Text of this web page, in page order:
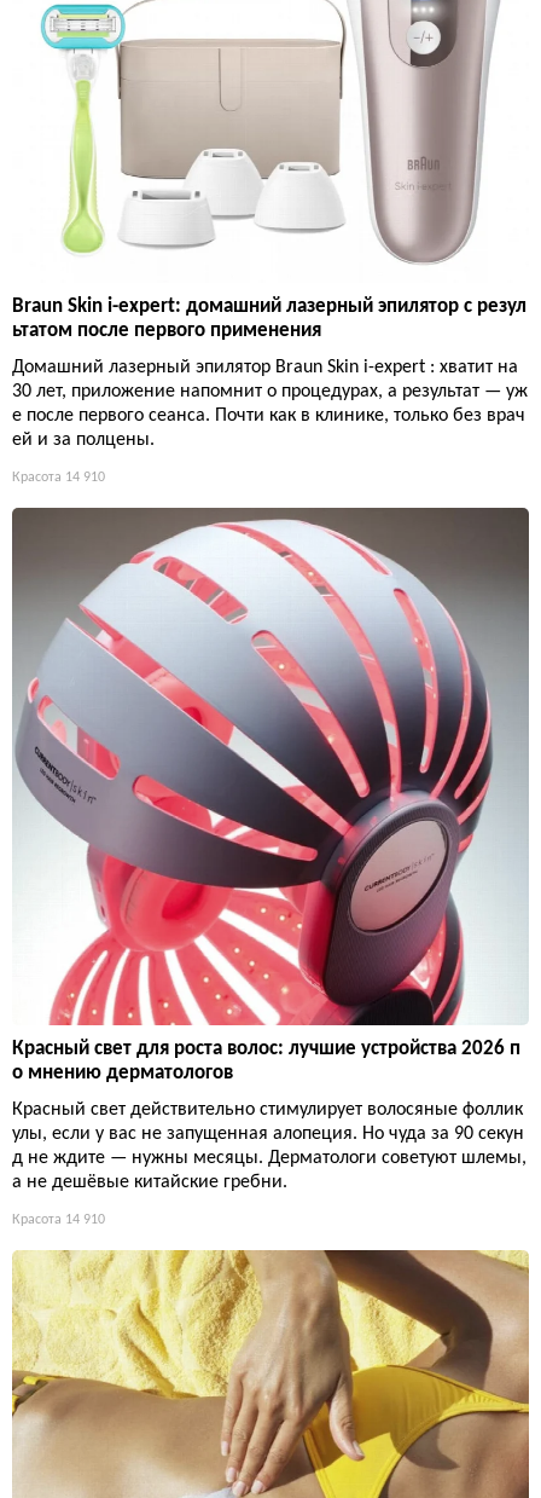
Braun Skin i-expert: домашний лазерный эпилятор с резул
ьтатом после первого применения
Домашний лазерный эпилятор Braun Skin i-expert : хватит на
30 лет, приложение напомнит о процедурах, а результат — уж
е после первого сеанса. Почти как в клинике, только без врач
ей и за полцены.
Красота 14 910
Красный свет для роста волос: лучшие устройства 2026 п
о мнению дерматологов
Красный свет действительно стимулирует волосяные фоллик
улы, если у вас не запущенная алопеция. Но чуда за 90 секун
д не ждите — нужны месяцы. Дерматологи советуют шлемы,
а не дешёвые китайские гребни.
Красота 14 910